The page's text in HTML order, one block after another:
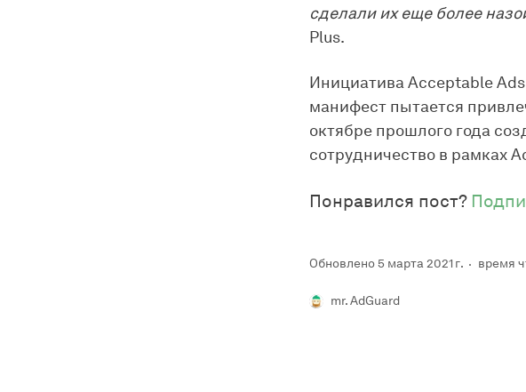
сделали их еще более
Plus.
Инициатива Acceptable
манифест пытается
октябре прошлого года
сотрудничество в рамках
Понравился пост?
Обновлено 5 марта 2021 г. время
mr. AdGuard